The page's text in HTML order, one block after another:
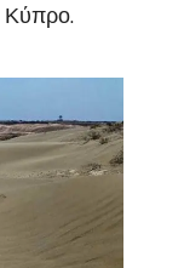
Κύπρο.